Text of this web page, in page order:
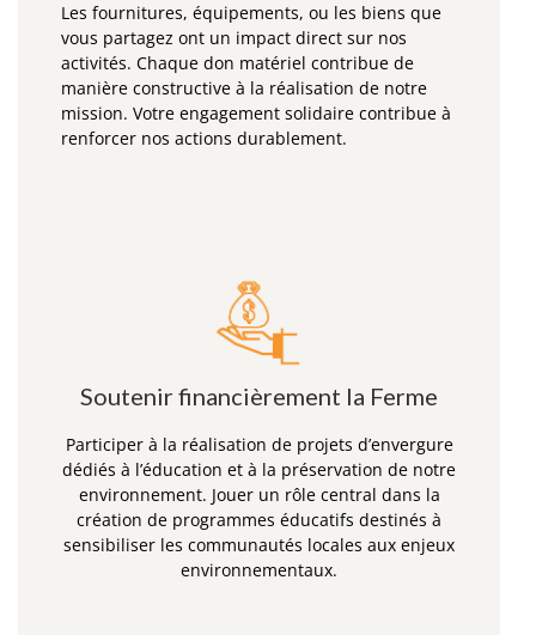
Les fournitures, équipements, ou les biens que
vous partagez ont un impact direct sur nos
activités. Chaque don matériel contribue de
manière constructive à la réalisation de notre
mission. Votre engagement solidaire contribue à
renforcer nos actions durablement.
Soutenir financièrement la Ferme
Participer à la réalisation de projets d’envergure
dédiés à l’éducation et à la préservation de notre
environnement. Jouer un rôle central dans la
création de programmes éducatifs destinés à
sensibiliser les communautés locales aux enjeux
environnementaux.